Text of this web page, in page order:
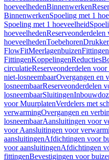
hoeveelhedenBinnenwerken
BinnenwerkenSpoeling met 1
Spoeling met 1 hoeveelheid
hoeveelheden
hoeveelhedenToebehoren
FlowFitMeerlagenbuizenFittingen
FittingenKoppelingenReducties
circulatieReserveonderdelen
niet-losneembaarOvergangen en
losneembaarReserveonderdelen
losneembaarSluitingen
voor MuurplatenVerdelers met
verwarmingOvergangen en
losneembaarAansluitingen voor
voor Aansluitingen voor
aansluitingenAfdichtingen voor
voor aansluitingenAfdichtingen
fittingenBevestigingen voor